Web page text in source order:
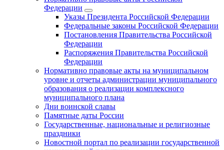
Федерации
Указы Президента Российской Федерации
Федеральные законы Российской Федерации
Постановления Правительства Российской
Федерации
Распоряжения Правительства Российской
Федерации
Нормативно правовые акты на муниципальном
уровне и отчеты администрации муниципального
образования о реализации комплексного
муниципального плана
Дни воинской славы
Памятные даты России
Государственные, национальные и религиозные
праздники
Новостной портал по реализации государственной